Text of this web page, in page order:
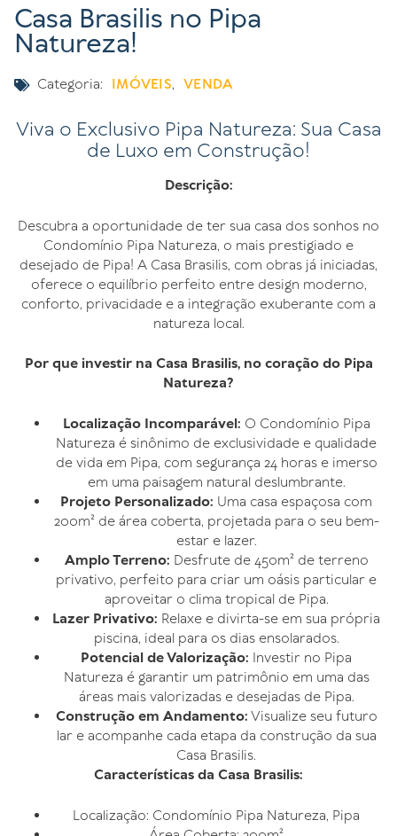
Casa Brasilis no Pipa
Natureza!
Categoria: IMÓVEIS, VENDA
Viva o Exclusivo Pipa Natureza: Sua Casa
de Luxo em Construção!
Descrição:
Descubra a oportunidade de ter sua casa dos sonhos no
Condomínio Pipa Natureza, o mais prestigiado e
desejado de Pipa! A Casa Brasilis, com obras já iniciadas,
oferece o equilíbrio perfeito entre design moderno,
conforto, privacidade e a integração exuberante com a
natureza local.
Por que investir na Casa Brasilis, no coração do Pipa
Natureza?
Localização Incomparável: O Condomínio Pipa
Natureza é sinônimo de exclusividade e qualidade
de vida em Pipa, com segurança 24 horas e imerso
em uma paisagem natural deslumbrante.
Projeto Personalizado: Uma casa espaçosa com
200m² de área coberta, projetada para o seu bem-
estar e lazer.
Amplo Terreno: Desfrute de 450m² de terreno
privativo, perfeito para criar um oásis particular e
aproveitar o clima tropical de Pipa.
Lazer Privativo: Relaxe e divirta-se em sua própria
piscina, ideal para os dias ensolarados.
Potencial de Valorização: Investir no Pipa
Natureza é garantir um patrimônio em uma das
áreas mais valorizadas e desejadas de Pipa.
Construção em Andamento:Visualize seu futuro
lar e acompanhe cada etapa da construção da sua
Casa Brasilis.
Características da Casa Brasilis:
Localização: Condomínio Pipa Natureza, Pipa